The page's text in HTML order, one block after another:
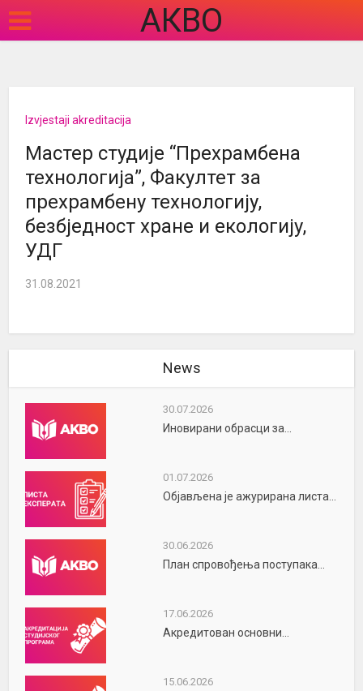
АКВО
Izvjestaji akreditacija
Мастер студије “Прехрамбена
технологија”, Факултет за
прехрамбену технологију,
безбједност хране и екологију,
УДГ
31.08.2021
News
30.07.2026
Иновирани обрасци за...
01.07.2026
Објављена је ажурирана листа...
30.06.2026
План спровођења поступака...
17.06.2026
Акредитован основни...
15.06.2026